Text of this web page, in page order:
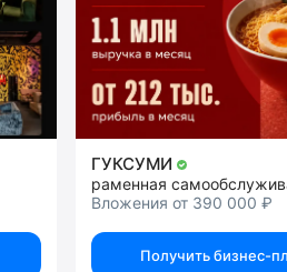
ГУКСУМИ
раменная
Вложения от 390 000 ₽
Получить бизнес-